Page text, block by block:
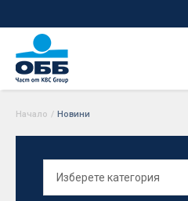
Начало / Новини